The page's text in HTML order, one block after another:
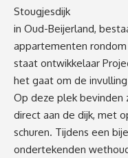
Stougjesdijk
in Oud-Beijerland,
appartementen
staat ontwikkelaar
het gaat om de
Op deze plek bevinden
direct aan de dijk, met
schuren. Tijdens een
ondertekenden